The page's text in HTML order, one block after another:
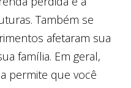
Também se
afetaram sua
família. Em geral,
permite que você